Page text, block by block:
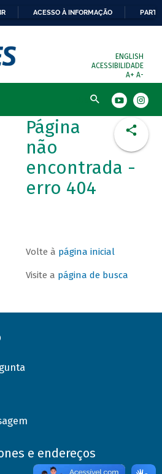
ACESSO À INFORMAÇÃO
ENGLISH
ACESSIBILIDADE
A+ A-
Busca
Página
não
encontrada -
erro 404
Volte à página inicial
Visite a página de busca
e endereços